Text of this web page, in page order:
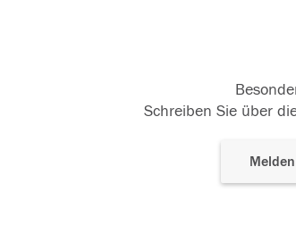
Schreiben Sie über